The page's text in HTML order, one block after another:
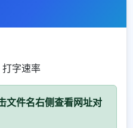
字速率
文件名右侧查看网址对